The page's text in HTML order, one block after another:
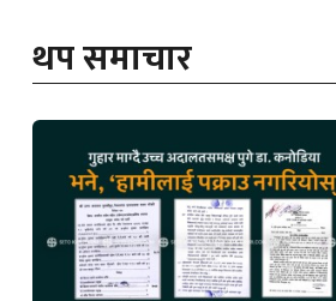
थप समाचार